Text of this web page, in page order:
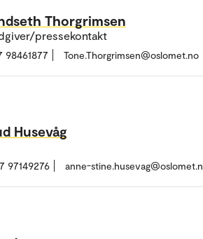
Thorgrimsen
pressekontakt
98461877 Tone.Thorgrimsen@oslomet.no
Husevåg
97149276 anne-